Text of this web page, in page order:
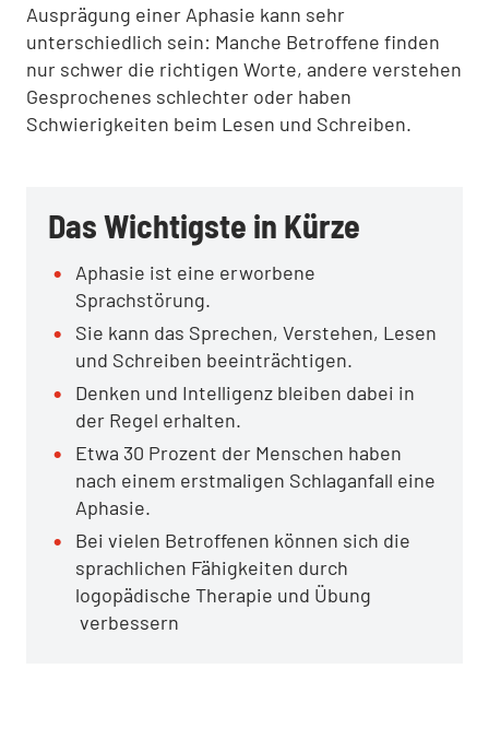
Ausprägung einer Aphasie kann sehr
unterschiedlich sein: Manche Betroffene finden
nur schwer die richtigen Worte, andere verstehen
Gesprochenes schlechter oder haben
Schwierigkeiten beim Lesen und Schreiben.
Das Wichtigste in Kürze
Aphasie ist eine erworbene
Sprachstörung.
Sie kann das Sprechen, Verstehen, Lesen
und Schreiben beeinträchtigen.
Denken und Intelligenz bleiben dabei in
der Regel erhalten.
Etwa 30 Prozent der Menschen haben
nach einem erstmaligen Schlaganfall eine
Aphasie.
Bei vielen Betroffenen können sich die
sprachlichen Fähigkeiten durch
logopädische Therapie und Übung
verbessern